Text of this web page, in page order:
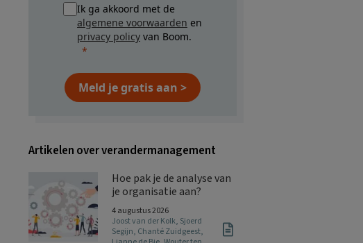
Ik ga akkoord met de
algemene voorwaarden en
privacy policy van Boom.
Meld je gratis aan >
Artikelen over verandermanagement
Hoe pak je de analyse van
je organisatie aan?
4 augustus 2026
Joost van der Kolk, Sjoerd
Segijn, Chanté Zuidgeest,